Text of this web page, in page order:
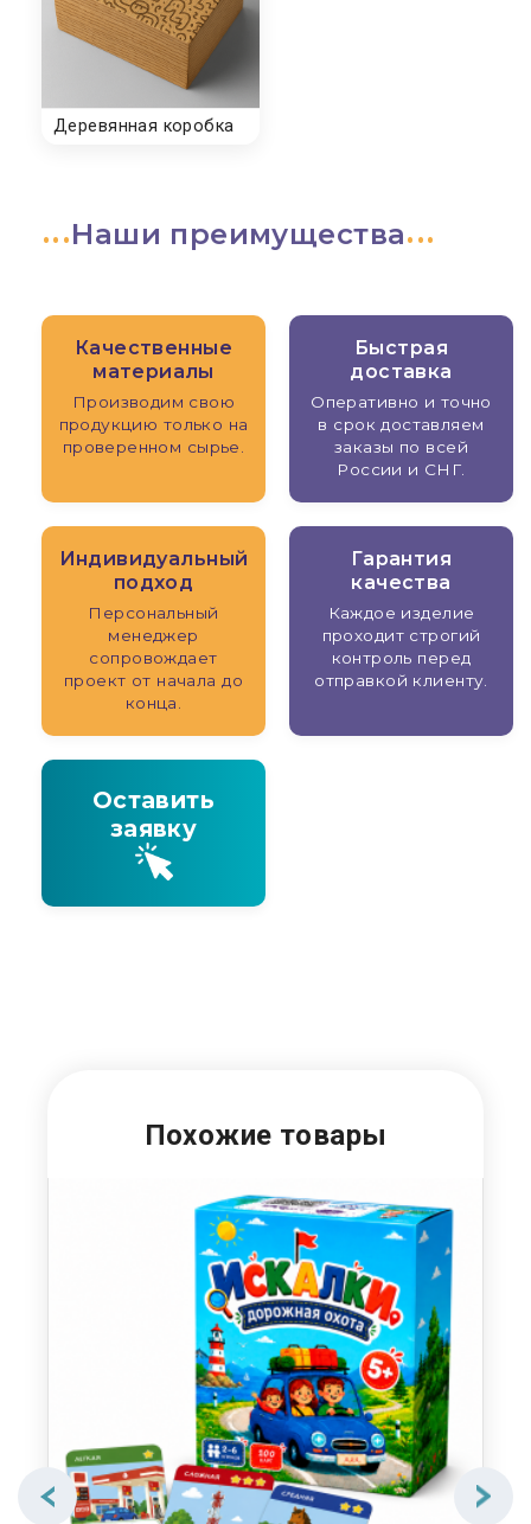
Наши преимущества
Качественные
материалы
Производим свою
продукцию только на
проверенном сырье.
Быстрая
доставка
Оперативно и точно
в срок доставляем
заказы по всей
России и СНГ.
Индивидуальный
подход
Персональный
менеджер
сопровождает
проект от начала до
конца.
Гарантия
качества
Каждое изделие
проходит строгий
контроль перед
отправкой клиенту.
Оставить
заявку
Похожие товары